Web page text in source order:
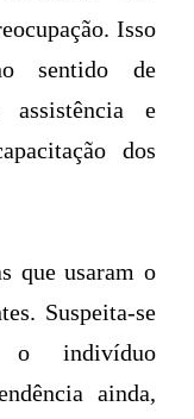
Isso
sentido de
e
dos
que usaram o
Suspeita-se
o indivíduo
ainda,